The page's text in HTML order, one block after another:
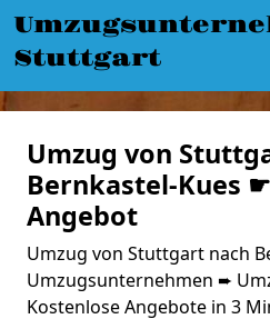
Stuttgart
Umzug von
Bernkastel-Kues
Angebot
Umzug von Stuttgart nach
Umzugsunternehmen ➨
Kostenlose Angebote in 3